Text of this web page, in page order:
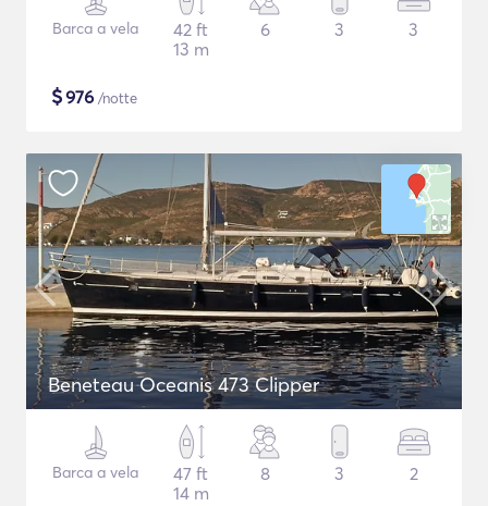
Barca a vela
42 ft
13 m
6 3 3
$976 /notte
Beneteau Oceanis 473 Clipper
Barca a vela
47 ft
14 m
8 3 2